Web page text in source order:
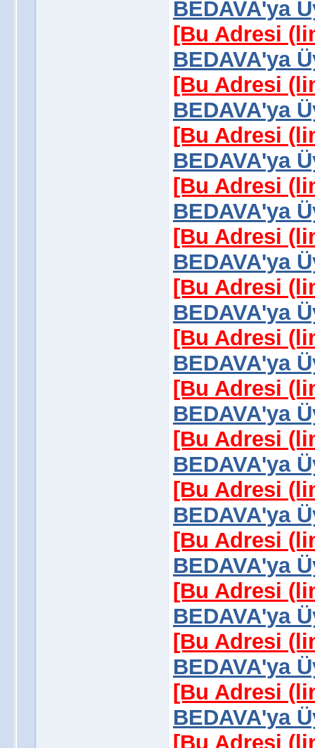
BEDAVA'ya
[Bu Adresi
BEDAVA'ya
[Bu Adresi
BEDAVA'ya
[Bu Adresi
BEDAVA'ya
[Bu Adresi
BEDAVA'ya
[Bu Adresi
BEDAVA'ya
[Bu Adresi
BEDAVA'ya
[Bu Adresi
BEDAVA'ya
[Bu Adresi
BEDAVA'ya
[Bu Adresi
BEDAVA'ya
[Bu Adresi
BEDAVA'ya
[Bu Adresi
BEDAVA'ya
[Bu Adresi
BEDAVA'ya
[Bu Adresi
BEDAVA'ya
[Bu Adresi
BEDAVA'ya
[Bu Adresi